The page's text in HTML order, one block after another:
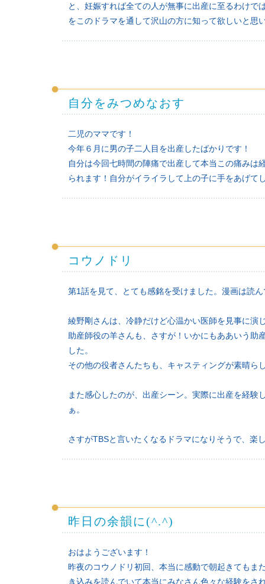
と、妊娠すれば全ての人が無事に出産に至るわけ
をこのドラマを通して沢山の方に知って欲しいと思
自分をみつめなおす
二児のママです！
今年６月に男の子二人目を出産したばかりです！
自分は今回七時間の陣痛で出産して本当この痛み
られます！自分がイライラして上の子に手をあげ
コウノドリ
第1話を見て、とても感銘を受けました。漫画は読
綾野剛さんは、冷静だけど心温かい医師を見事に演
助産師役の羊さんも、さすが！いかにもああいう助
した。
その他の役者さんたちも、キャスティングが素晴ら
また感心したのが、出産シーン。実際に出産を経
ぁ。
さすがTBSと言いたくなるドラマになりそうで、楽
昨日の余韻に(^.^)
おはようございます！
昨夜のコウノドリ初回、本当に感動で朝起きてもま
き込みを読んでいて本当にみなさん色々な経験を